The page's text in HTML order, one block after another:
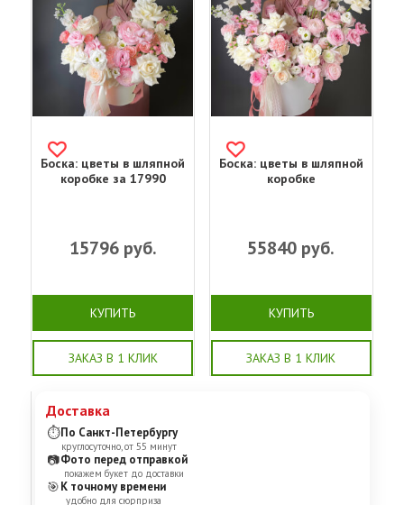
Боска: цветы в шляпной
коробке за 17990
15796руб.
КУПИТЬ
ЗАКАЗ В 1 КЛИК
Боска: цветы в шляпной
коробке
55840 руб.
КУПИТЬ
ЗАКАЗ В 1 КЛИК
Доставка
⏱По Санкт-Петербургу
круглосуточно, от 55 минут
📷Фото перед отправкой
покажем букет до доставки
🎯К точному времени
удобно для сюрприза